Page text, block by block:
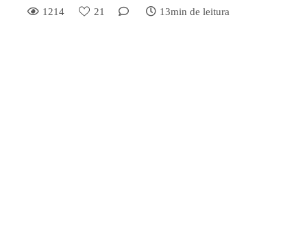
1214 21 13min de leitura